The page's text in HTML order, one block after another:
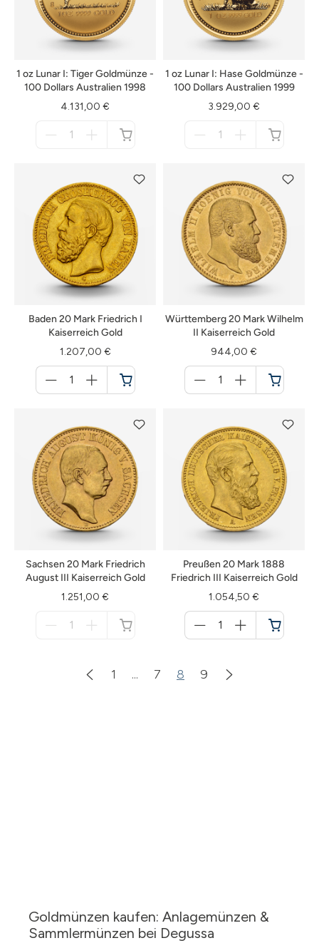
1 oz Lunar I: Tiger Goldmünze -
100 Dollars Australien 1998
4.131,00 €
1 oz Lunar I: Hase Goldmünze -
100 Dollars Australien 1999
3.929,00 €
Baden 20 Mark Friedrich I
Kaiserreich Gold
1.207,00 €
für
Warenkorb
Württemberg 20 Mark Wilhelm
II Kaiserreich Gold
944,00 €
für
Warenkorb
Sachsen 20 Mark Friedrich
August III Kaiserreich Gold
1.251,00 €
Preußen 20 Mark 1888
Friedrich III Kaiserreich Gold
1.054,50 €
für
Warenkorb
1 ... 7 8 9
Goldmünzen kaufen: Anlagemünzen &
Sammlermünzen bei Degussa